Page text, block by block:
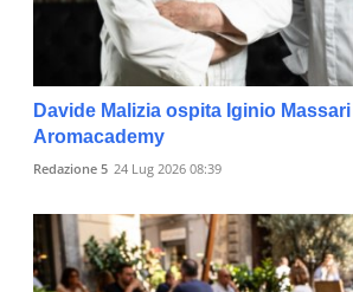
Davide Malizia ospita Iginio Massari
Aromacademy
Redazione 5 24 Lug 2026 08:39